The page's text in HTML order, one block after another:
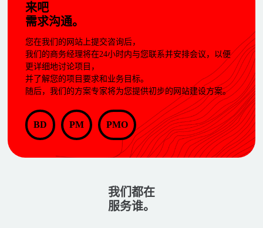
来吧
需求沟通。
您在我们的网站上提交咨询后，
我们的商务经理将在24小时内与您联系并安排会议，以便
更详细地讨论项目，
并了解您的项目要求和业务目标。
随后，我们的方案专家将为您提供初步的网站建设方案。
BD PM PMO
我们都在
服务谁。